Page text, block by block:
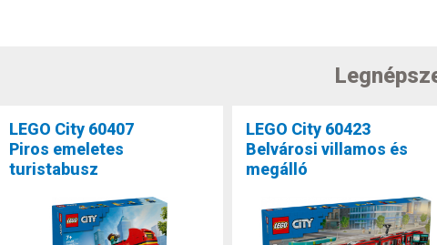
LEGO City 60407
Piros emeletes
turistabusz
LEGO City 60423
Belvárosi villamos és
megálló